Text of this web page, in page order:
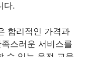
다.
합리적인 가격과
스러운 서비스를